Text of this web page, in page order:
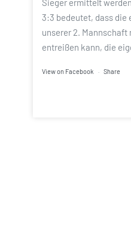
Sieger ermittelt
3:3 bedeutet, dass die
unserer 2. Mannschaft
entreißen kann, die
View on Facebook · Share